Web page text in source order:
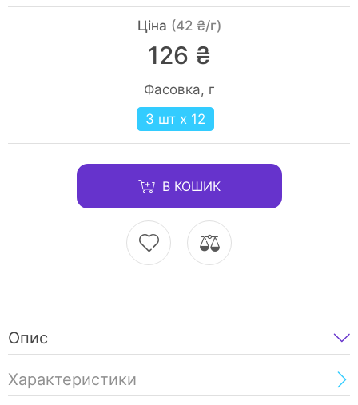
Ціна (42 ₴/г)
126 ₴
Фасовка, г
3 шт x 12
В КОШИК
Опис
Характеристики